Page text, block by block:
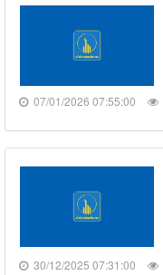
07/01/2026 07:55:00
30/12/2025 07:31:00